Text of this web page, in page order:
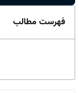
فهرست مطالب